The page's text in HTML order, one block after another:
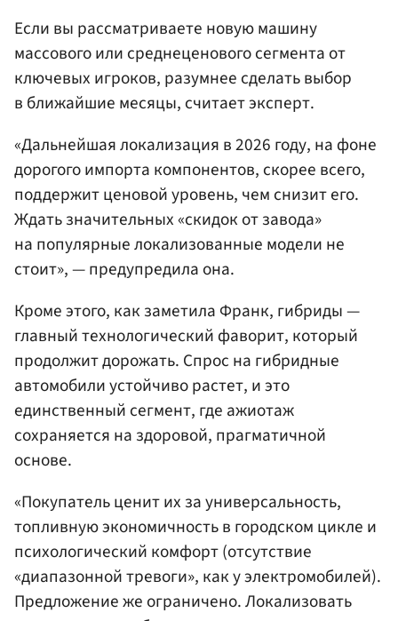
Если вы рассматриваете новую машину
массового или среднеценового сегмента от
ключевых игроков, разумнее сделать выбор
в ближайшие месяцы, считает эксперт.
«Дальнейшая локализация в 2026 году, на фоне
дорогого импорта компонентов, скорее всего,
поддержит ценовой уровень, чем снизит его.
Ждать значительных «скидок от завода»
на популярные локализованные модели не
стоит», — предупредила она.
Кроме этого, как заметила Франк, гибриды —
главный технологический фаворит, который
продолжит дорожать. Спрос на гибридные
автомобили устойчиво растет, и это
единственный сегмент, где ажиотаж
сохраняется на здоровой, прагматичной
основе.
«Покупатель ценит их за универсальность,
топливную экономичность в городском цикле и
психологический комфорт (отсутствие
«диапазонной тревоги», как у электромобилей).
Предложение же ограничено. Локализовать